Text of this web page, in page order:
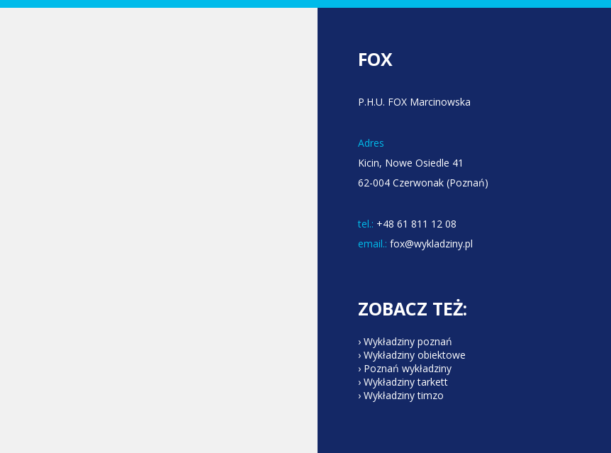
FOX
P.H.U. FOX Marcinowska
Adres
Kicin, Nowe Osiedle 41
62-004 Czerwonak (Poznań)
tel.: +48 61 811 12 08
email.: fox@wykladziny.pl
ZOBACZ TEŻ:
› Wykładziny poznań
› Wykładziny obiektowe
› Poznań wykładziny
› Wykładziny tarkett
› Wykładziny timzo